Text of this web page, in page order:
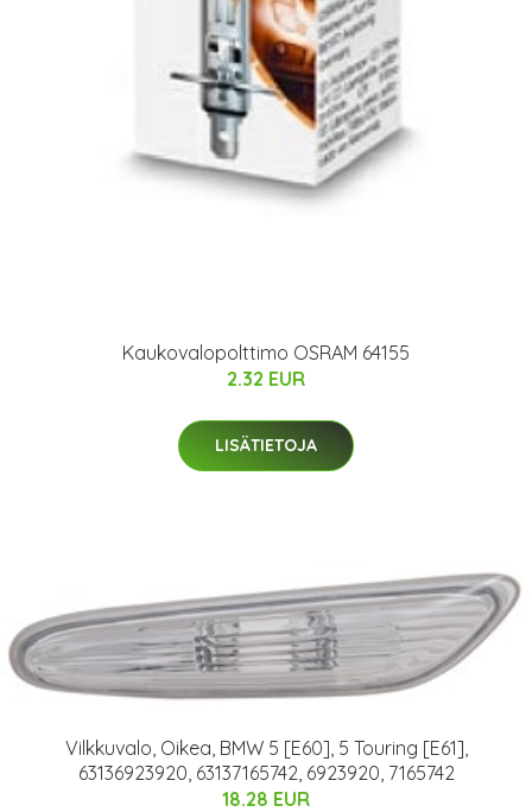
Kaukovalopolttimo OSRAM 64155
2.32 EUR
LISÄTIETOJA
Vilkkuvalo, Oikea, BMW 5 [E60], 5 Touring [E61],
63136923920, 63137165742, 6923920, 7165742
18.28 EUR